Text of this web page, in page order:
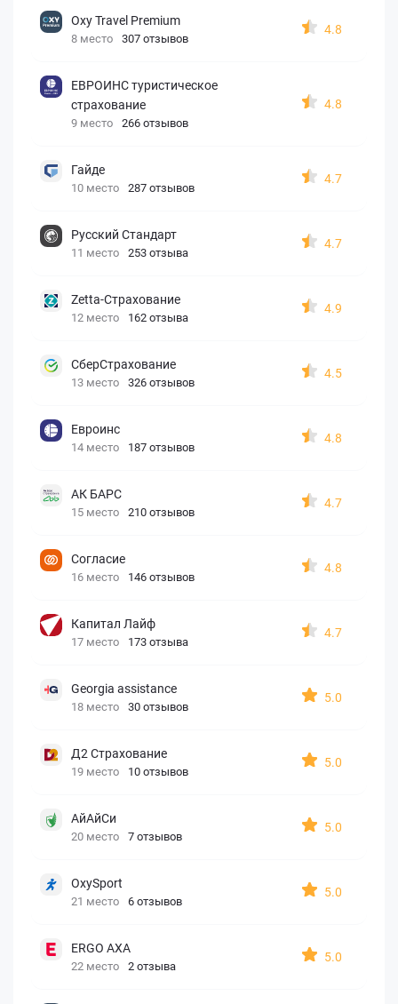
Oxy Travel Premium
8 место 307 отзывов
4.8
ЕВРОИНС туристическое
страхование
9 место 266 отзывов
4.8
Гайде
10 место 287 отзывов
4.7
Русский Стандарт
11 место 253 отзыва
4.7
Zetta-Страхование
12 место 162 отзыва
4.9
СберСтрахование
13 место 326 отзывов
4.5
Евроинс
14 место 187 отзывов
4.8
АК БАРС
15 место 210 отзывов
4.7
Согласие
16 место 146 отзывов
4.8
Капитал Лайф
17 место 173 отзыва
4.7
Georgia assistance
18 место 30 отзывов
5.0
Д2 Страхование
19 место 10 отзывов
5.0
АйАйСи
20 место 7 отзывов
5.0
OxySport
21 место 6 отзывов
5.0
ERGO AXA
22 место 2 отзыва
5.0